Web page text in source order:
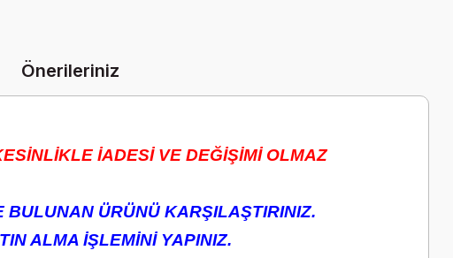
Önerileriniz
İADESİ VE DEĞİŞİMİ OLMAZ
BULUNAN ÜRÜNÜ KARŞILAŞTIRINIZ.
ALMA İŞLEMİNİ YAPINIZ.